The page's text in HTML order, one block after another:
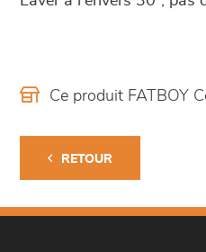
Ce produit FATBOY
RETOUR